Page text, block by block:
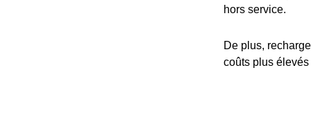
hors service.
De plus,
coûts plus